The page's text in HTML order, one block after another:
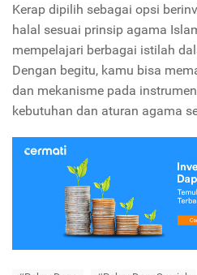
Kerap dipilih sebagai opsi
halal sesuai prinsip agama
mempelajari berbagai istilah
Dengan begitu, kamu bisa
dan mekanisme pada
kebutuhan dan aturan agama